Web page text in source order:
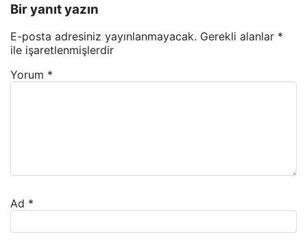
Bir yanıt yazın
E-posta adresiniz yayınlanmayacak. Gerekli alanlar *
ile işaretlenmişlerdir
Yorum *
Ad *